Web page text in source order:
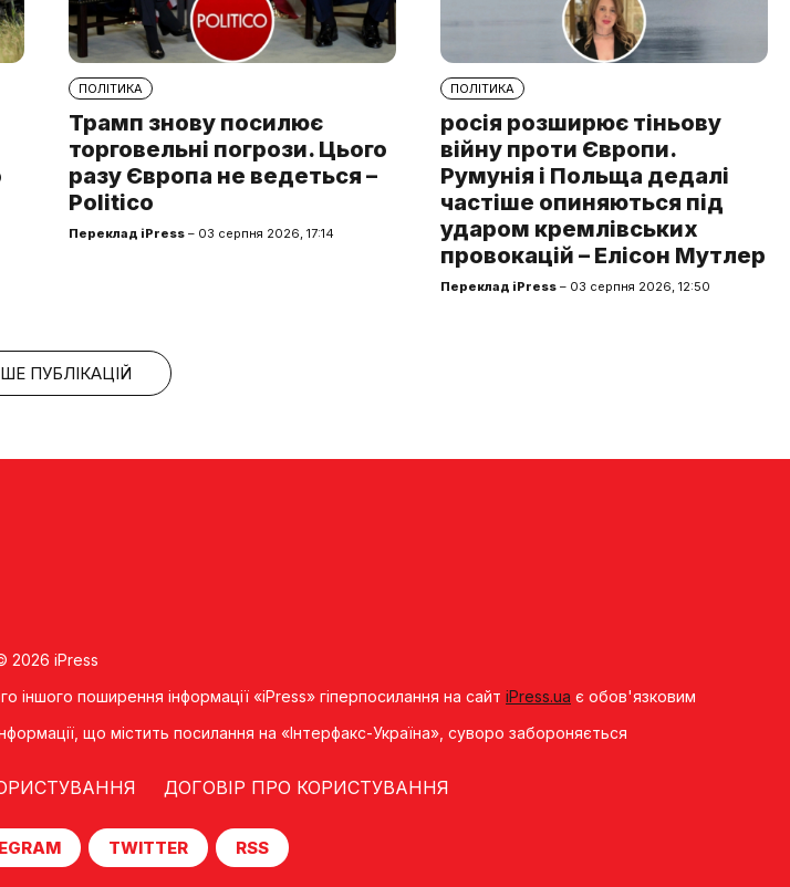
ПОЛІТИКА
Трамп знову посилює
торговельні погрози. Цього
разу Європа не ведеться –
Politico
Переклад iPress – 03 серпня 2026, 17:14
ПОЛІТИКА
росія розширює тіньову
війну проти Європи.
Румунія і Польща дедалі
частіше опиняються під
ударом кремлівських
провокацій – Елісон Мутлер
Переклад iPress – 03 серпня 2026, 12:50
ПУБЛІКАЦІЙ
2026 iPress
іншого поширення інформації «iPress» гіперпосилання на сайт iPress.ua є обов'язковим
що мiстить посилання на «Iнтерфакс-Україна», суворо забороняється
ДОГОВІР ПРО КОРИСТУВАННЯ
TWITTER RSS